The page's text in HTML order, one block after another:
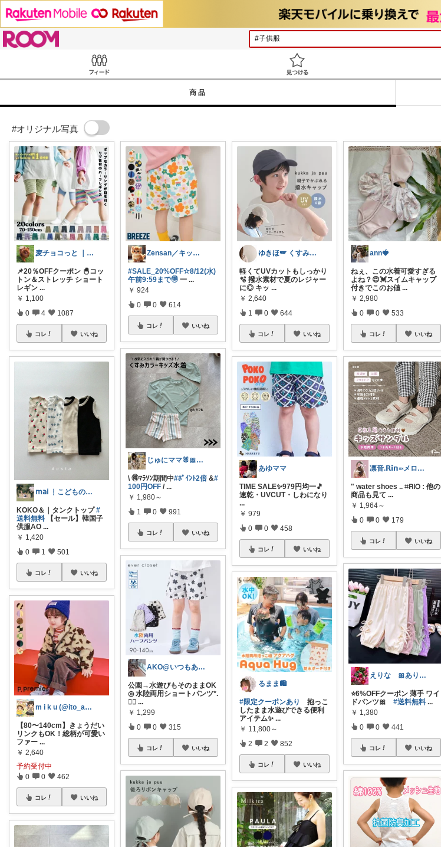
商品
#オリジナル写真
麦チョコっと ｜ キッズ＆ベビー 夏
📌20％OFFクーポン 🐣コッ
トン＆ストレッチ ショート
レギン ...
￥ 1,100
0 4 1087
コレ いいね
𝗆𝖺𝗂 ︴こどものいる暮らし
KOKO＆｜タンクトップ#
送料無料 【セール】韓国子
供服AO ...
￥ 1,420
0 1 501
コレ いいね
m i k u (@ito_aya16)
【80〜140cm】きょうだい
リンクもOK！総柄が可愛い
ファー ...
￥ 2,640
予約受付中
0 0 462
コレ いいね
Zensan／キッズ☆ベビーROOM
#SALE_20%OFF☆8/12(水)
午前9:59まで🉐 一 ...
￥ 924
0 0 614
コレ いいね
じゅにママ🐰🎀2yboyワーママ
\ 🉐ﾏﾗｿﾝ期間中#ﾎﾟｲﾝﾄ2倍 &#
100円OFF /...
￥ 1,980～
1 0 991
コレ いいね
AKO@いつもありがとう🐾໊¨̮✩︎
公園→水遊びもそのままOK
◎ 水陸両用ショートパンツ*.
🏊‍♂ ...
￥ 1,299
0 0 315
コレ いいね
ゆきほ🪽 くすみカラー×小学生ママ
軽くてUVカットもしっかり
🫧 撥水素材で夏のレジャー
に◎ キッ ...
￥ 2,640
1 0 644
コレ いいね
あゆママ
TIME SALE✨979円均一🎵
速乾・UVCUT・しわになり
...
￥ 979
0 0 458
コレ いいね
るまま🛍️
#限定クーポンあり
抱っこ
したまま水遊びできる便利
アイテム✨...
￥ 11,800～
2 2 852
コレ いいね
ann🍓
ねぇ、この水着可愛すぎる
よね？😍💓スイムキャップ
付きでこのお値 ...
￥ 2,980
0 0 533
コレ いいね
凛音.𝗥𝗶𝗻༝༝メロウな暮らし🧸
" water shoes .. ⌗𝖱𝖨𝖮 : 他の
商品も見て ...
￥ 1,964～
0 0 179
コレ いいね
えりな 🎀ありがとうございます🎀🙇
⭐️6%OFFクーポン 薄手 ワイ
ドパンツ🎀#送料無料 ...
￥ 1,380
0 0 441
コレ いいね